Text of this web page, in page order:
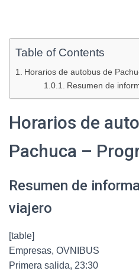
Table of Contents
Horarios de autobus de
Resumen de
Horarios de
Pachuca –
Resumen de
viajero
[table]
Empresas, OVNIBUS
Primera salida, 23:30